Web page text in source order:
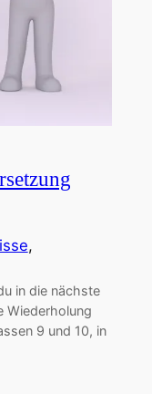
in die nächste
Wiederholung
9 und 10, in